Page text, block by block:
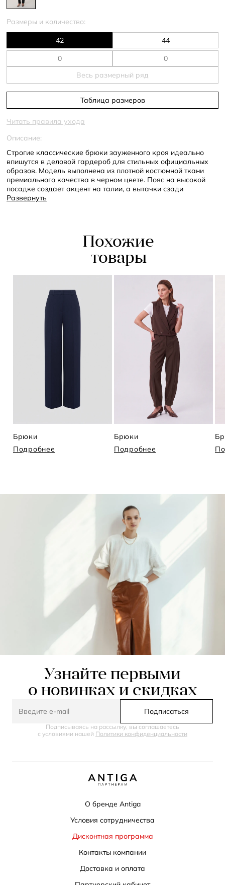
Размеры и количество:
42 44
Весь размерный ряд
Таблица размеров
Читать правила ухода
Описание:
Строгие классические брюки зауженного кроя идеально
впишутся в деловой гардероб для стильных официальных
образов. Модель выполнена из плотной костюмной ткани
премиального качества в черном цвете. Пояс на высокой
посадке создает акцент на талии, а вытачки сзади
визуально округляют бедра. По всей длине проходят
Развернуть
Похожие
товары
Брюки
Подробнее
Брюки
Подробнее
Узнайте первыми
о новинках и скидках
Подписаться
Подписываясь на рассылку, вы соглашаетесь
с условиями нашей Политики конфиденциальности
О бренде Antiga
Условия сотрудничества
Дисконтная программа
Контакты компании
Доставка и оплата